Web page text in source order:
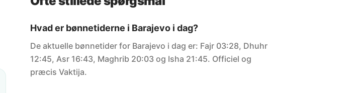
Hvad er bønnetiderne i Barajevo i dag?
De aktuelle bønnetider for Barajevo i dag er: Fajr 03:28, Dhuhr
12:45, Asr 16:43, Maghrib 20:03 og Isha 21:45. Officiel og
præcis Vaktija.